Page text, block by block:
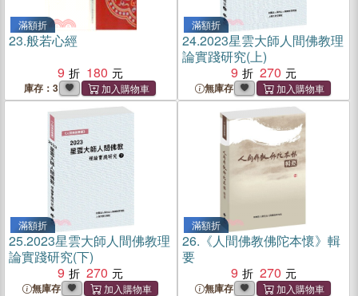
滿額折
23.般若心經
9
180
庫存：3
滿額折
24.2023星雲大師人間佛教理
論實踐研究(上)
9
270
無庫存
滿額折
25.2023星雲大師人間佛教理
論實踐研究(下)
9
270
無庫存
滿額折
26. 《人間佛教佛陀本懷》輯
要
9
270
無庫存